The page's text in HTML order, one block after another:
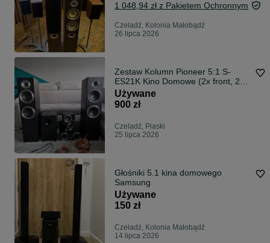
1 048,94 zł z Pakietem Ochronnym
Czeladź, Kolonia Małobądź
26 lipca 2026
Zestaw Kolumn Pioneer 5:1 S-
ES21K Kino Domowe (2x front, 2x
tył, 1x centralny + Subwoofer)
Używane
900 zł
Czeladź, Piaski
25 lipca 2026
Głośniki 5.1 kina domowego
Samsung
Używane
150 zł
Czeladź, Kolonia Małobądź
14 lipca 2026